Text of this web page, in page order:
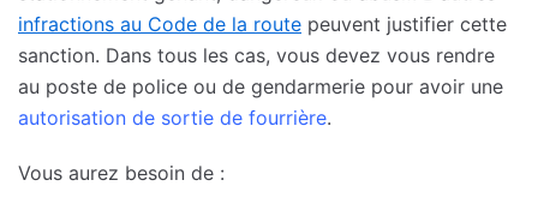
infractions au Code de la route peuvent justifier cette
sanction. Dans tous les cas, vous devez vous rendre
au poste de police ou de gendarmerie pour avoir une
autorisation de sortie de fourrière.
Vous aurez besoin de :